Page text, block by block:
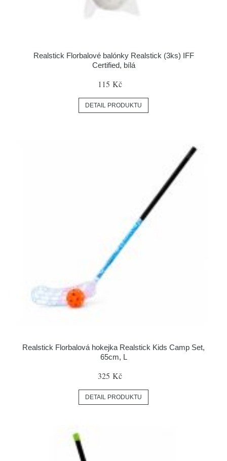
Realstick Florbalové balónky Realstick (3ks) IFF
Certified, bílá
115 Kč
DETAIL PRODUKTU
Realstick Florbalová hokejka Realstick Kids Camp Set,
65cm, L
325 Kč
DETAIL PRODUKTU